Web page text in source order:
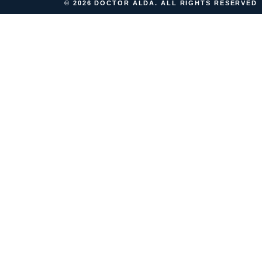
© 2026 DOCTOR ALDA. ALL RIGHTS RESERVED